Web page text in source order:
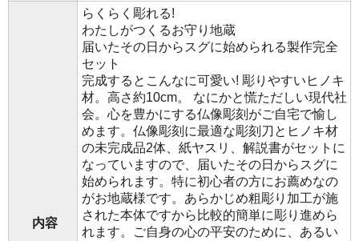
内容
らくらく彫れる!
わたしがつくるお守り地蔵
届いたその日からスグに始められる製作完全
セット
完成するとこんなに可愛い! 彫りやすいヒノキ
材。高さ約10cm。 なにかと慌ただしい現代社
会。心を豊かにする仏像彫刻がご自宅で愉し
めます。仏像彫刻に最適な彫刻刀とヒノキ材
の未完成品2体、紙ヤスリ、解説書がセットに
なっていますので、届いたその日からスグに
始められます。特に初心者の方にお薦めなの
がお地蔵様です。あらかじめ粗彫り加工が施
された本体ですから比較的簡単に彫り進めら
れます。ご自身の心の平安のために、あるい